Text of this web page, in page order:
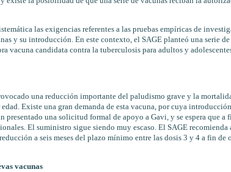
las exigencias referentes a las pruebas empíricas de
y su introducción. En este contexto, el SAGE planteó una serie de
vacuna candidata contra la tuberculosis para adultos y
una reducción importante del paludismo grave y la
Existe una gran demanda de esta vacuna, por cuya
presentado una solicitud formal de apoyo a Gavi, y se espera que a
El suministro sigue siendo muy escaso. El SAGE recomienda
a seis meses del plazo mínimo entre las dosis 3 y 4 a fin de
vacunas